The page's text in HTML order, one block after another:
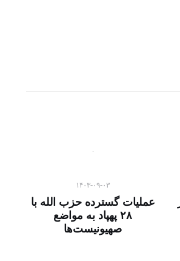
۱۴۰۳-۰۹-۰۳
عملیات گسترده حزب الله با
۲۸ پهپاد به مواضع
صهیونیست‌ها